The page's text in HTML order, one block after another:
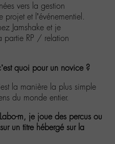
vers la gestion
projet et l’événementiel.
Jamshake et je
partie RP / relation
quoi pour un novice ?
la manière la plus simple
du monde entier.
m, je joue des percus ou
un titre hébergé sur la